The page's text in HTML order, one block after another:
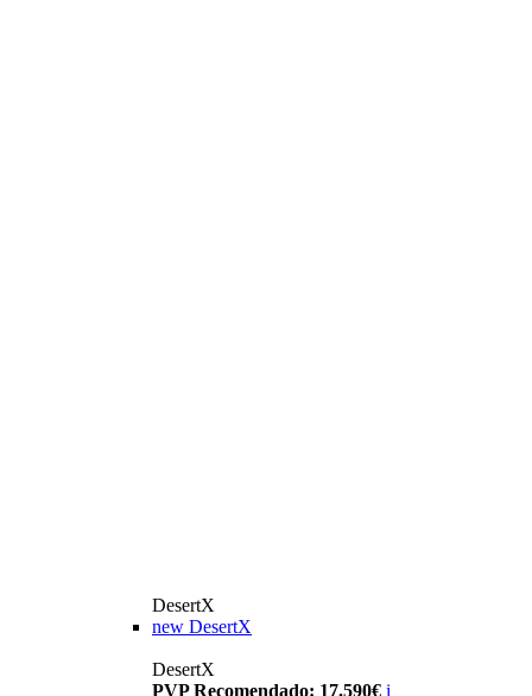
DesertX
new DesertX
DesertX
PVP Recomendado: 17.590€ i